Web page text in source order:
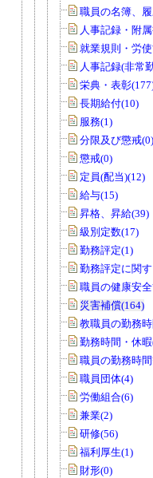
職員の名簿、
人事記録・附
就業規則・労
人事記録(非常
栄典・表彰
長期給付(10)
服務(1)
分限及び懲戒(0)
懲戒(0)
定員(配当)(12)
給与(15)
昇格、昇給(39)
級別定数(17)
勤務評定(1)
勤務評定に関す
職員の健康安
災害補償(164)
教職員の勤務時
勤務時間・休
職員の勤務時間
職員団体(4)
労働組合(6)
兼業(2)
研修(56)
福利厚生(1)
財形(0)